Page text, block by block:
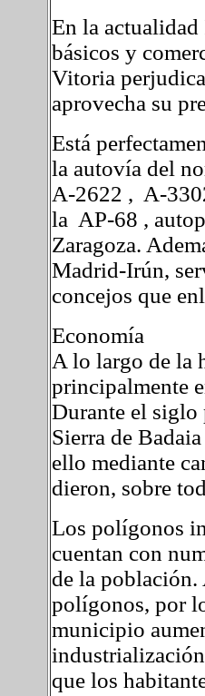
En la
básicos y
Vitoria
aprovecha su
Está
la autovía del
A-2622 , A-
la AP-68 ,
Zaragoza.
Madrid-Irún,
concejos que
Economía
A lo largo de la
principalmente
Durante el siglo
Sierra de
ello mediante
dieron, sobre
Los polígonos
cuentan con
de la población.
polígonos, por
municipio
que los